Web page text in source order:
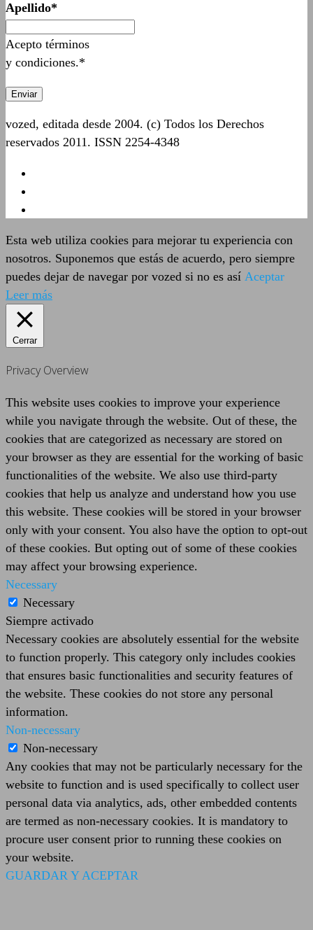
Apellido*
Acepto términos
y condiciones.*
vozed, editada desde 2004. (c) Todos los Derechos
reservados 2011. ISSN 2254-4348
Esta web utiliza cookies para mejorar tu experiencia con
nosotros. Suponemos que estás de acuerdo, pero siempre
puedes dejar de navegar por vozed si no es así Aceptar
Leer más
Cerrar
Privacy Overview
This website uses cookies to improve your experience
while you navigate through the website. Out of these, the
cookies that are categorized as necessary are stored on
your browser as they are essential for the working of basic
functionalities of the website. We also use third-party
cookies that help us analyze and understand how you use
this website. These cookies will be stored in your browser
only with your consent. You also have the option to opt-out
of these cookies. But opting out of some of these cookies
may affect your browsing experience.
Necessary
Necessary
Siempre activado
Necessary cookies are absolutely essential for the website
to function properly. This category only includes cookies
that ensures basic functionalities and security features of
the website. These cookies do not store any personal
information.
Non-necessary
Non-necessary
Any cookies that may not be particularly necessary for the
website to function and is used specifically to collect user
personal data via analytics, ads, other embedded contents
are termed as non-necessary cookies. It is mandatory to
procure user consent prior to running these cookies on
your website.
GUARDAR Y ACEPTAR